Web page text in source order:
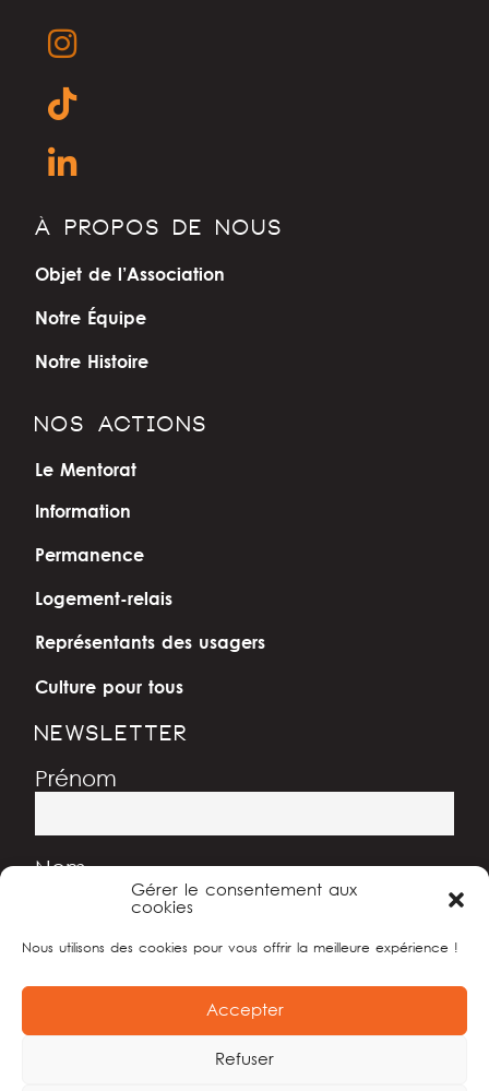
Gérer le consentement aux
cookies
Nous utilisons des cookies pour vous offrir la meilleure expérience !
Accepter
Refuser
À PROPOS DE NOUS
Objet de l’Association
Notre Équipe
Notre Histoire
NOS ACTIONS
Le Mentorat
Information
Permanence
Logement-relais
Représentants des usagers
Culture pour tous
NEWSLETTER
Prénom
Nom
Adresse e-mail